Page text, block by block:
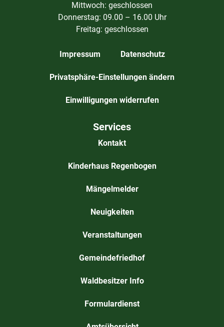
Mittwoch: geschlossen
Donnerstag: 09.00 – 16.00 Uhr
Freitag: geschlossen
Impressum Datenschutz
Privatsphäre-Einstellungen ändern
Einwilligungen widerrufen
Services
Kontakt
Kinderhaus Regenbogen
Mängelmelder
Neuigkeiten
Veranstaltungen
Gemeindefriedhof
Waldbesitzer Info
Formulardienst